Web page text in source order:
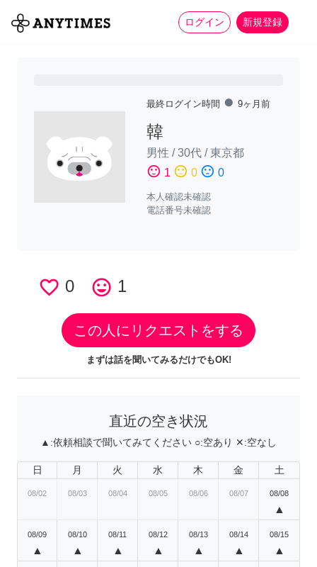
ログイン 新規登録
全て 家事 more_horiz
最終ログイン時間 fiber_manual_record 9ヶ月前
韓
男性 /30代 /東京都
sentiment_satisfied 1 sentiment_neutral 0 sentiment_dissatisfied 0
本人確認未確認
電話番号未確認
favorite_border 0 tag_faces 1
この人にリクエストをする
まずは話を聞いてみるだけでもOK!
直近の空き状況
▲:依頼相談で聞いてみてください ○:空あり ✕:空なし
日 月 火 水 木 金 土
08/02 08/03 08/04 08/05 08/06 08/07 08/08
▲
08/09
▲
08/10
▲
08/11
▲
08/12
▲
08/13
▲
08/14
▲
08/15
▲